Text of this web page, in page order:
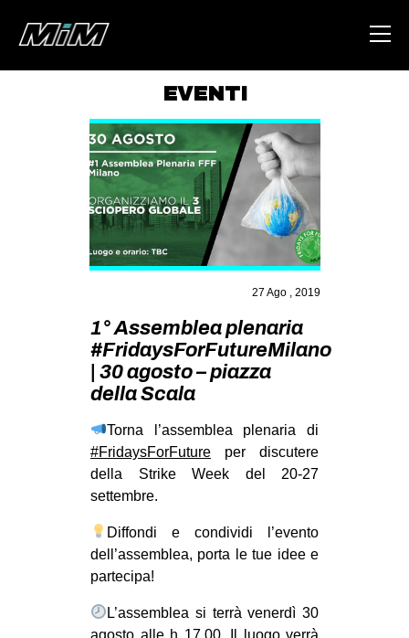
ABOUT
AREA
DEGENERAZIONE
GAZA FREESTYLE
CSOA LAMBRETTA
MSM
STUDENTI TSUNAMI
ZAM
MOBILITAZIONI
SPAZI
MOVIMENTI
ANTIFASCISMO
EVENTI
27 Ago , 2019
1° Assemblea plenaria
#FridaysForFutureMilano
| 30 agosto – piazza
della Scala
Torna l’assemblea plenaria di
#FridaysForFuture per discutere
della Strike Week del 20-27
settembre.
Diffondi e condividi l’evento
dell’assemblea, porta le tue idee e
partecipa!
L’assemblea si terrà venerdì 30
agosto alle h 17.00. Il luogo verrà